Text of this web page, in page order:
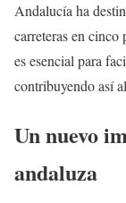
Andalucía ha
carreteras en cinco
es esencial para
contribuyendo así
Un nuevo
andaluza